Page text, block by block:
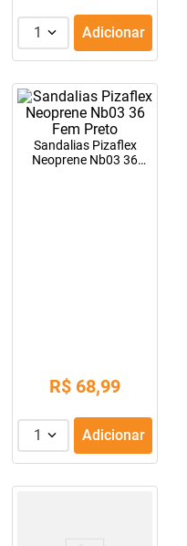
1 Adicionar
Sandalias Pizaflex
Neoprene Nb03 36
R$ 68,99
1 Adicionar